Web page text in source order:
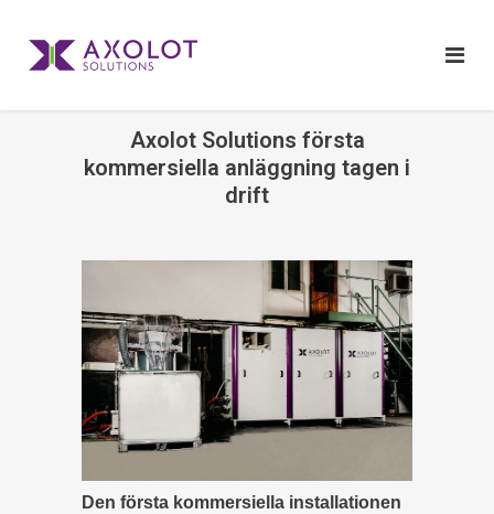
Axolot Solutions första
kommersiella anläggning tagen i
drift
Den första kommersiella installationen